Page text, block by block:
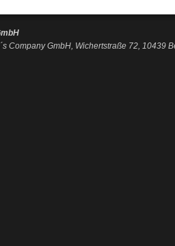
Company GmbH, Wichertstraße 72, 10439